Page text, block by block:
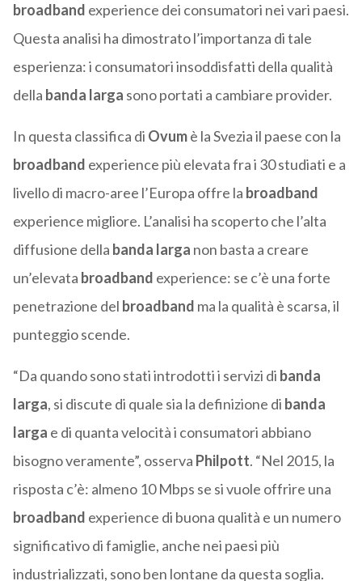
broadband experience dei consumatori nei vari paesi.
Questa analisi ha dimostrato l’importanza di tale
esperienza: i consumatori insoddisfatti della qualità
della banda larga sono portati a cambiare provider.
In questa classifica di Ovumè la Svezia il paese con la
broadband experience più elevata fra i 30 studiati e a
livello di macro-aree l’Europa offre la broadband
experience migliore. L’analisi ha scoperto che l’alta
diffusione della banda larga non basta a creare
un’elevata broadband experience: se c’è una forte
penetrazione del broadband ma la qualità è scarsa, il
punteggio scende.
“Da quando sono stati introdotti i servizi di banda
larga, si discute di quale sia la definizione di banda
larga e di quanta velocità i consumatori abbiano
bisogno veramente”, osserva Philpott. “Nel 2015, la
risposta c’è: almeno 10 Mbps se si vuole offrire una
broadband experience di buona qualità e un numero
significativo di famiglie, anche nei paesi più
industrializzati, sono ben lontane da questa soglia.